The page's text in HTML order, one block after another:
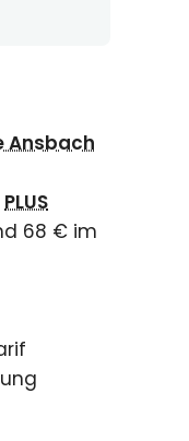
Ansbach
PLUS
68 € im